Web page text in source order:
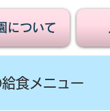
について
食メニュー